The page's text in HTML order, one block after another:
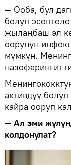
— Ооба, бул
болуп
жылаңбаш эл
оорунун
мүмкүн.
активдүү
кайра ооруп
— Ал эми
колдонулат?